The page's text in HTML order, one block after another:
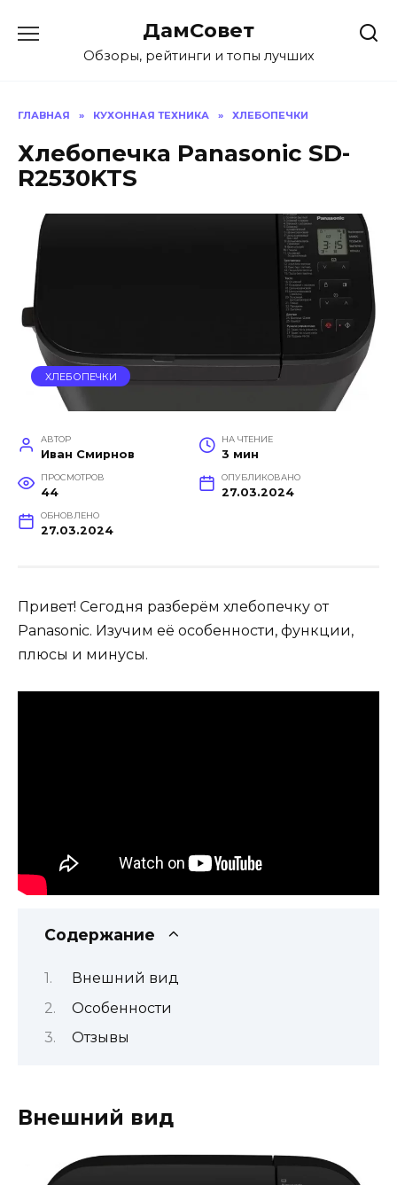
содержанию
ДамСовет
Обзоры, рейтинги и топы лучших
ГЛАВНАЯ » КУХОННАЯ ТЕХНИКА » ХЛЕБОПЕЧКИ
Хлебопечка Panasonic SD-
R2530KTS
ХЛЕБОПЕЧКИ
АВТОР
Иван Смирнов
НА ЧТЕНИЕ
3 мин
ПРОСМОТРОВ
44
ОПУБЛИКОВАНО
27.03.2024
ОБНОВЛЕНО
27.03.2024
Привет! Сегодня разберём хлебопечку от
Panasonic. Изучим её особенности, функции,
плюсы и минусы.
Содержание
Внешний вид
Особенности
Отзывы
Внешний вид